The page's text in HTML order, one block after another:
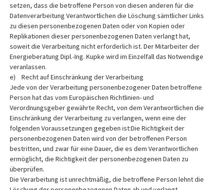
setzen, dass die betroffene Person von diesen anderen für die
Datenverarbeitung Verantwortlichen die Löschung sämtlicher Links
zu diesen personenbezogenen Daten oder von Kopien oder
Replikationen dieser personenbezogenen Daten verlangt hat,
soweit die Verarbeitung nicht erforderlich ist. Der Mitarbeiter der
Energieberatung Dipl.-Ing. Kupke wird im Einzelfall das Notwendige
veranlassen.
e) Recht auf Einschränkung der Verarbeitung
Jede von der Verarbeitung personenbezogener Daten betroffene
Person hat das vom Europäischen Richtlinien- und
Verordnungsgeber gewährte Recht, von dem Verantwortlichen die
Einschränkung der Verarbeitung zu verlangen, wenn eine der
folgenden Voraussetzungen gegeben ist:Die Richtigkeit der
personenbezogenen Daten wird von der betroffenen Person
bestritten, und zwar für eine Dauer, die es dem Verantwortlichen
ermöglicht, die Richtigkeit der personenbezogenen Daten zu
überprüfen.
Die Verarbeitung ist unrechtmäßig, die betroffene Person lehnt die